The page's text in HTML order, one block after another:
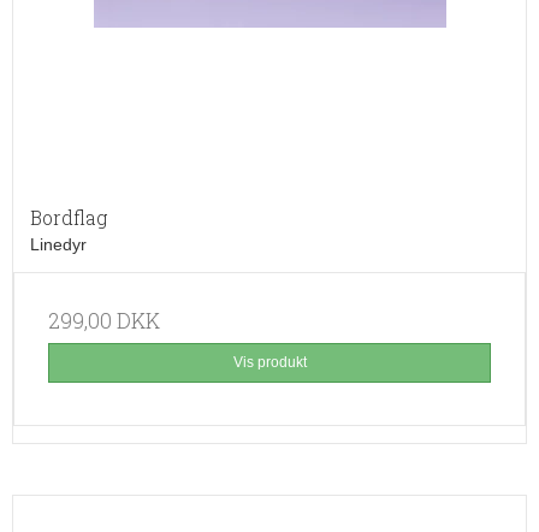
Bordflag
Linedyr
299,00 DKK
Vis produkt